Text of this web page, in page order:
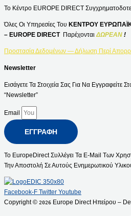
Το Κέντρο EUROPE DIRECT
Όλες Οι Υπηρεσίες Του ΚΕΝΤΡΟΥ
– EUROPE DIRECT Παρέχονται ΔΩΡΕΑΝ !
Προστασία Δεδομένων — Δήλωση Περί
Newsletter
Εισάγετε Τα Στοιχεία Σας Για Να Εγγραφείτε
“Newsletter”
Email
ΕΓΓΡΑΦΉ
Το EuropeDirect Συλλέγει Τα E-Mail Των
Την Αποστολή Σε Αυτούς Ενημερωτικού
Facebook-F Twitter Youtube
Copyright © 2026 Europe Direct Ηπείρου –